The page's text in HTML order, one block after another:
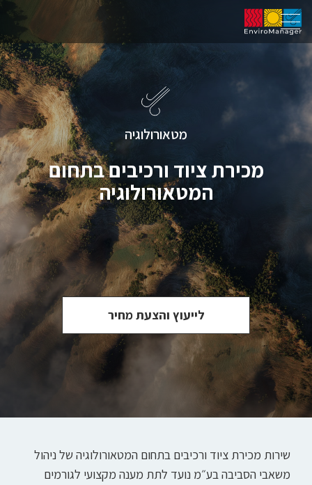
מטאורולוגיה
מכירת ציוד ורכיבים בתחום
המטאורולוגיה
לייעוץ והצעת מחיר
שירות מכירת ציוד ורכיבים בתחום המטאורולוגיה של ניהול
משאבי הסביבה בע״מ נועד לתת מענה מקצועי לגורמים